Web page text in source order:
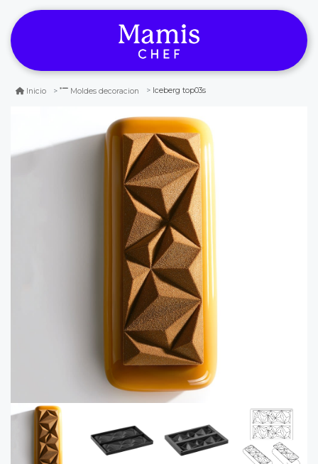
Inicio Moldes decoracion Iceberg top03s